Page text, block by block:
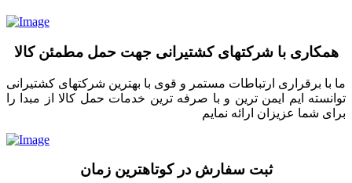
همکاری با شرکتهای کشتیرانی جهت حمل مطمئن کالا
ما با برقراری ارتباطات مستمر و قوی با بهترین شرکتهای کشتیرانی
توانسته ایم ایمن ترین و با صرفه ترین خدمات حمل کالا از مبدا را
برای شما عزیزان ارائه نمایم
ثبت سفارش در کوتاهترین زمان